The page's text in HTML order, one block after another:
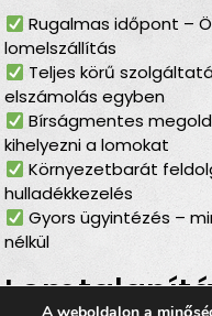
Rugalmas időpont –
lomelszállítás
Teljes körű
elszámolás egyben
Bírságmentes
kihelyezni a lomokat
Környezetbarát
hulladékkezelés
Gyors ügyintézés –
nélkül